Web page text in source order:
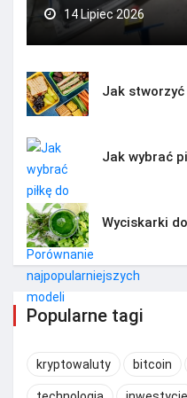
14 Lipiec 2026
Jak
Jak wybrać
Wyciskarki
Popularne tagi
kryptowaluty bitcoin